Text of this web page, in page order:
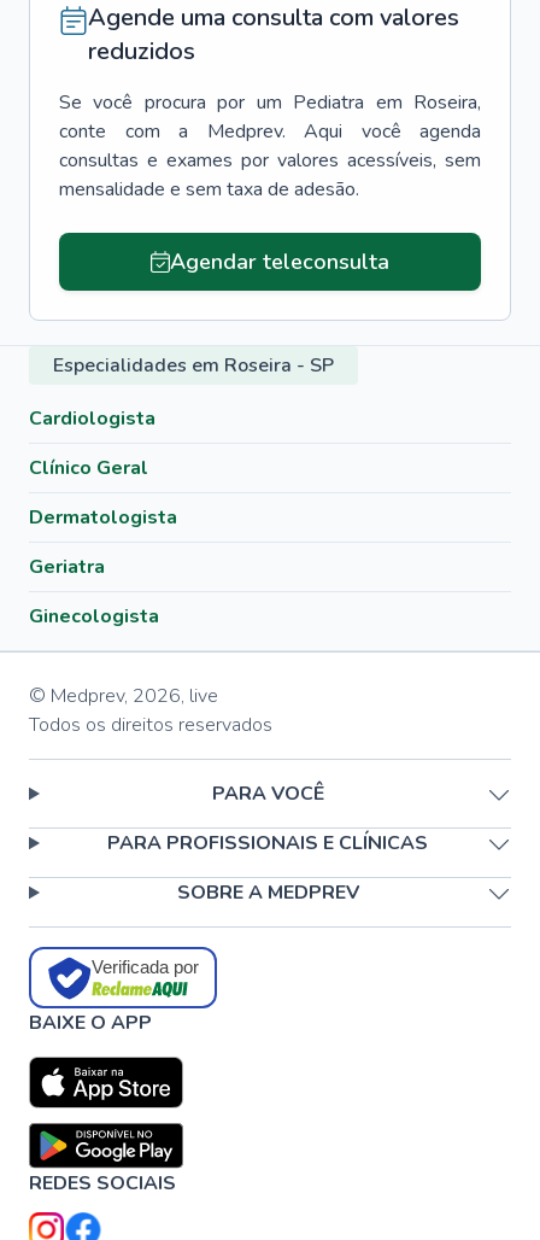
Agende uma consulta com valores
reduzidos
Se você procura por um Pediatra em Roseira,
conte com a Medprev. Aqui você agenda
consultas e exames por valores acessíveis, sem
mensalidade e sem taxa de adesão.
Agendar teleconsulta
Especialidades em Roseira - SP
Cardiologista
Clínico Geral
Dermatologista
Geriatra
Ginecologista
© Medprev, 2026, live
Todos os direitos reservados
PARA VOCÊ
PARA PROFISSIONAIS E CLÍNICAS
SOBRE A MEDPREV
Verificada por
BAIXE O APP
REDES SOCIAIS